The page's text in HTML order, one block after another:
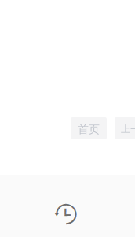
首页 上